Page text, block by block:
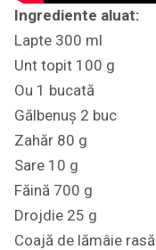
Ingrediente aluat:
Lapte 300 ml
Unt topit 100 g
Ou 1 bucată
Gălbenuș 2 buc
Zahăr 80 g
Sare 10 g
Făină 700 g
Drojdie 25 g
Coajă de lămâie rasă